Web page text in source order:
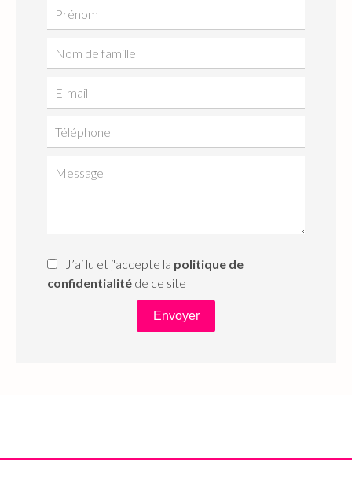
J’ai lu et j'accepte la politique de
confidentialité de ce site
Envoyer